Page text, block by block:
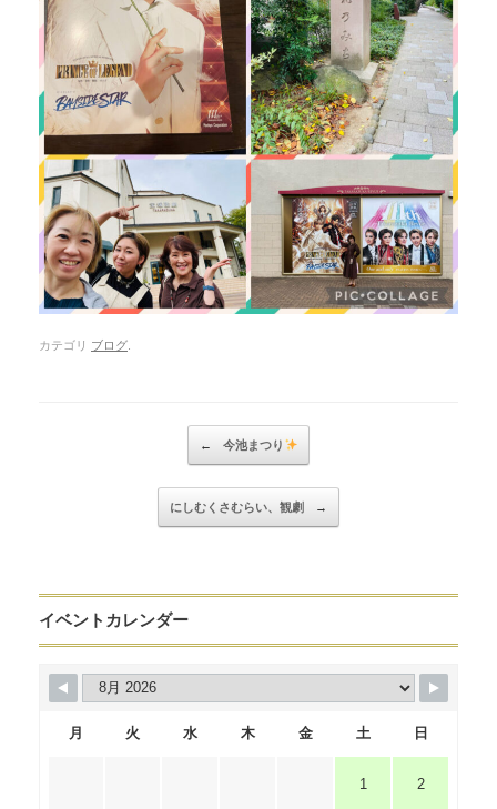
カテゴリ ブログ
← 今池まつり
にしむくさむらい、観劇 →
イベントカレンダー
月 火 水 木 金 土 日
1 2